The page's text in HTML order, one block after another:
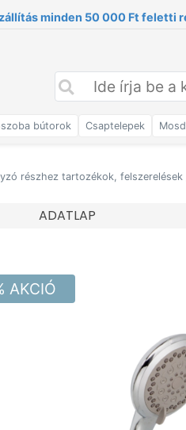
minden 50 000 Ft feletti
bútorok Csaptelepek
részhez tartozékok, felszerelések
ADATLAP
AKCIÓ